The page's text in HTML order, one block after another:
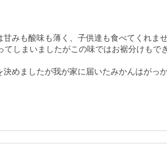
みも酸味も薄く、子供達も食べてくれませ
しまいましたがこの味ではお裾分けもで
めましたが我が家に届いたみかんはがっ